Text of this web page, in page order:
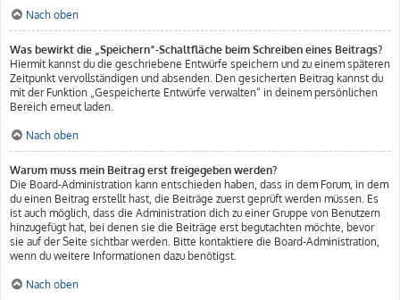
Nach oben
Was bewirkt die „Speichern“-Schaltfläche beim Schreiben eines Beitrags?
Hiermit kannst du die geschriebene Entwürfe speichern und zu einem späteren
Zeitpunkt vervollständigen und absenden. Den gesicherten Beitrag kannst du
mit der Funktion „Gespeicherte Entwürfe verwalten“ in deinem persönlichen
Bereich erneut laden.
Nach oben
Warum muss mein Beitrag erst freigegeben werden?
Die Board-Administration kann entschieden haben, dass in dem Forum, in dem
du einen Beitrag erstellt hast, die Beiträge zuerst geprüft werden müssen. Es
ist auch möglich, dass die Administration dich zu einer Gruppe von Benutzern
hinzugefügt hat, bei denen sie die Beiträge erst begutachten möchte, bevor
sie auf der Seite sichtbar werden. Bitte kontaktiere die Board-Administration,
wenn du weitere Informationen dazu benötigst.
Nach oben